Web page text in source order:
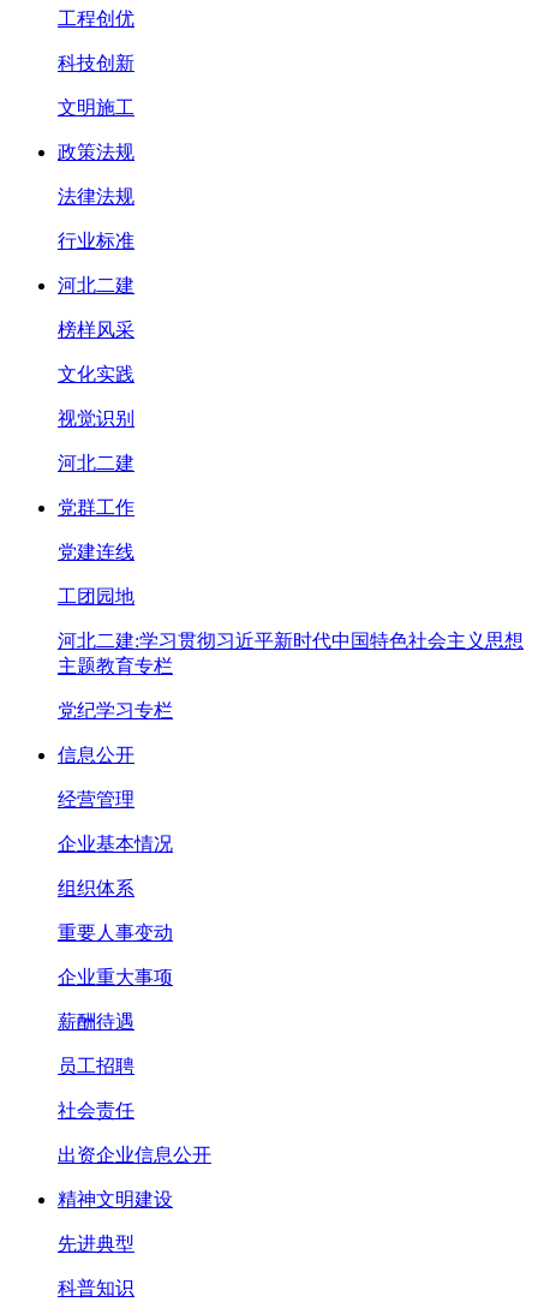
工程创优
科技创新
文明施工
政策法规
法律法规
行业标准
河北二建
榜样风采
文化实践
视觉识别
河北二建
党群工作
党建连线
工团园地
河北二建:学习贯彻习近平新时代中国特色社会主义思想
主题教育专栏
党纪学习专栏
信息公开
经营管理
企业基本情况
组织体系
重要人事变动
企业重大事项
薪酬待遇
员工招聘
社会责任
出资企业信息公开
精神文明建设
先进典型
科普知识